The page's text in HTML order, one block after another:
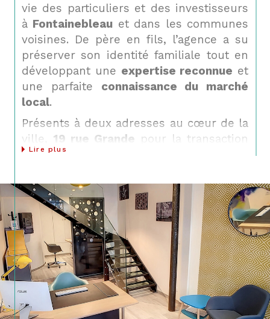
vie des particuliers et des investisseurs
à Fontainebleau et dans les communes
voisines. De père en fils, l’agence a su
préserver son identité familiale tout en
développant une expertise reconnue et
une parfaite connaissance du marché
local.
Présents à deux adresses au cœur de la
ville, 19 rue Grande pour la transaction
et118 rue Grande
accompagnement complet, fondé sur
l’écoute, la rigueur et la transparence.
Achat, vente, location, gestion ou
estimation immobilière, chaque projet
est traité avec le même niveau
d’engagement et de soin.
Acheter ou vendre avec
Lire plus